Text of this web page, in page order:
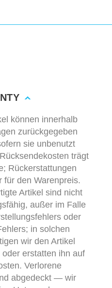
können innerhalb
zurückgegeben
sie unbenutzt
trägt
Rückerstattungen
für den Warenpreis.
Artikel sind nicht
außer im Falle
oder
in solchen
wir den Artikel
erstatten ihn auf
Verlorene
abgedeckt — wir